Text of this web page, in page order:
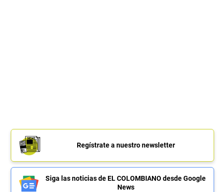
Regístrate a nuestro newsletter
Siga las noticias de EL COLOMBIANO desde Google
News